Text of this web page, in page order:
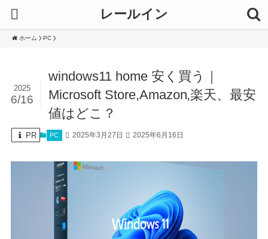
レールイン
ホーム PC
windows11 home 安く買う｜
Microsoft Store,Amazon,楽天、最安
値はどこ？
2025
6/16
PR PC 2025年3月27日 2025年6月16日